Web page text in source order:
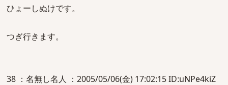
ひょーしぬけです。
つぎ行きます。
38 ：名無し名人 ：2005/05/06(金) 17:02:15 ID:uNPe4kiZ